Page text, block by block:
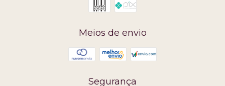
Meios de envio
Segurança